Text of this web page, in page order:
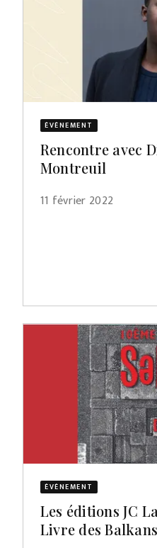
ÉVÈNEMENT
Rencontre avec
Montreuil
11 février 2022
ÉVÈNEMENT
Les éditions JC
Livre des Balkans